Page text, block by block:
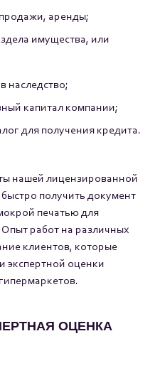
аренды;
имущества, или
наследство;
капитал компании;
для получения кредита.
нашей лицензированной
получить документ
печатью для
работ на различных
клиентов, которые
экспертной оценки
ОЦЕНКА